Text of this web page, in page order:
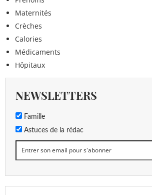
Maternités
Crèches
Calories
Médicaments
Hôpitaux
NEWSLETTERS
Famille
Astuces de la rédac